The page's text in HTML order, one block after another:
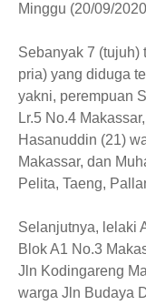
Minggu (20/09/
Sebanyak 7 (tujuh)
pria) yang diduga
yakni, perempuan
Lr.5 No.4
Hasanuddin (21)
Makassar, dan
Pelita, Taeng,
Selanjutnya, lelaki
Blok A1 No.3
Jln Kodingareng
warga Jln Budaya